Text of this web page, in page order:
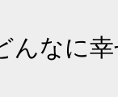
んなに